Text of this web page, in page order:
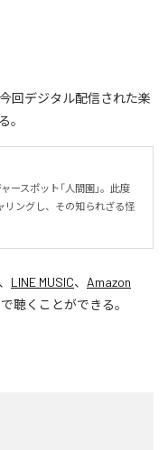
今回デジタル配信された楽
。
ースポット「人間園」。此度
リングし、その知られざる怪
、 LINE MUSIC、 Amazon
聴くことができる。